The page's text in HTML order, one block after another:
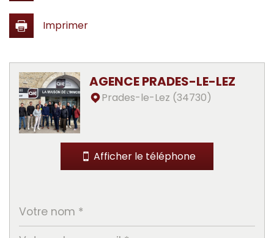
Collège
Lycée
Mairie
statistiques
Propriétaires (vs. locataires)
Imprimer
AGENCE PRADES-LE-LEZ
Prades-le-Lez (34730)
Afficher le téléphone